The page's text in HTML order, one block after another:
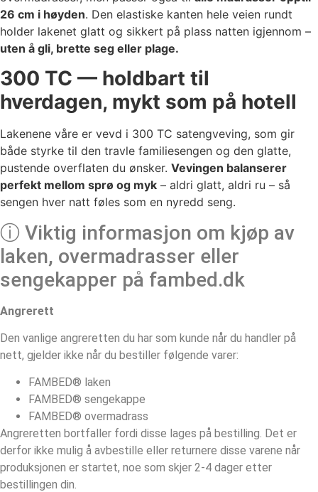
26 cm i høyden. Den elastiske kanten hele veien rundt
holder lakenet glatt og sikkert på plass natten igjennom –
uten å gli, brette seg eller plage.
300 TC — holdbart til
hverdagen, mykt som på hotell
Lakenene våre er vevd i 300 TC satengveving, som gir
både styrke til den travle familiesengen og den glatte,
pustende overflaten du ønsker. Vevingen balanserer
perfekt mellom sprø og myk – aldri glatt, aldri ru – så
sengen hver natt føles som en nyredd seng.
ⓘ Viktig informasjon om kjøp av
laken, overmadrasser eller
sengekapper på fambed.dk
Angrerett
Den vanlige angreretten du har som kunde når du handler på
nett, gjelder ikke når du bestiller følgende varer:
FAMBED® laken
FAMBED® sengekappe
FAMBED® overmadrass
Angreretten bortfaller fordi disse lages på bestilling. Det er
derfor ikke mulig å avbestille eller returnere disse varene når
produksjonen er startet, noe som skjer 2-4 dager etter
bestillingen din.